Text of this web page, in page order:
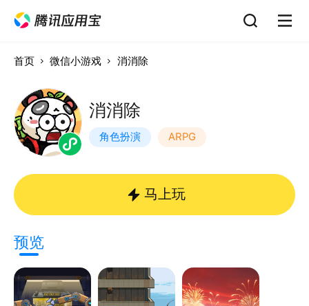
首页 微信小游戏 消消除
消消除
角色扮演 ARPG
马上玩
预览